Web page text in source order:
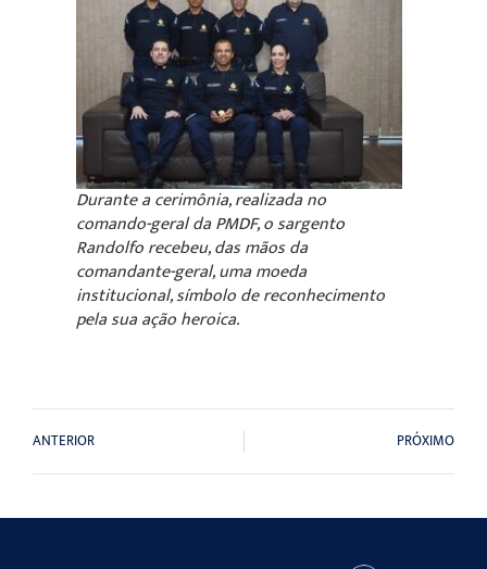
Durante a cerimônia, realizada no
comando-geral da PMDF, o sargento
Randolfo recebeu, das mãos da
comandante-geral, uma moeda
institucional, símbolo de reconhecimento
pela sua ação heroica.
ANTERIOR PRÓXIMO